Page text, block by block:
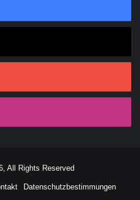
All Rights Reserved
Datenschutzbestimmungen